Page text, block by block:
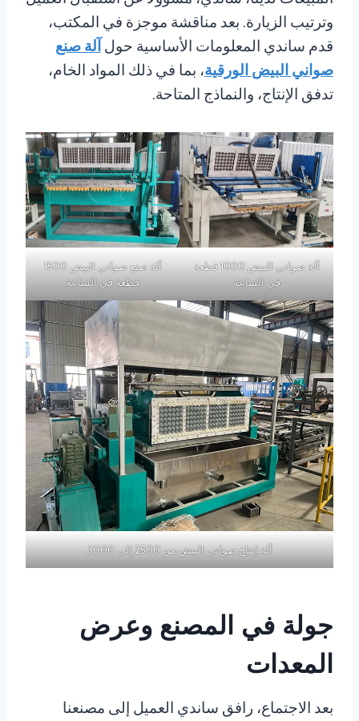
وترتيب الزيارة. بعد مناقشة موجزة في المكتب،
قدم ساندي المعلومات الأساسية حول آلة صنع
صواني البيض الورقية، بما في ذلك المواد الخام،
تدفق الإنتاج، والنماذج المتاحة.
آلة صواني البيض 1000 قطعة
في الساعة
آلة صنع صواني البيض 1500
قطعة في الساعة
آلة إنتاج صواني البيض من 2500 إلى 3000
جولة في المصنع وعرض
المعدات
بعد الاجتماع، رافق ساندي العميل إلى مصنعنا